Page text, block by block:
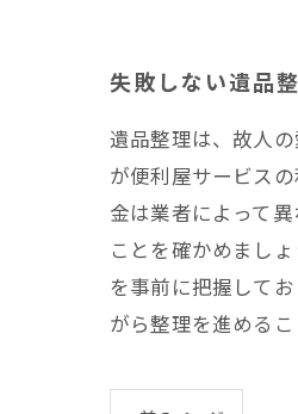
失敗しない遺品
遺品整理は、故人
が便利屋サービス
金は業者によって
ことを確かめまし
を事前に把握して
がら整理を進めるこ